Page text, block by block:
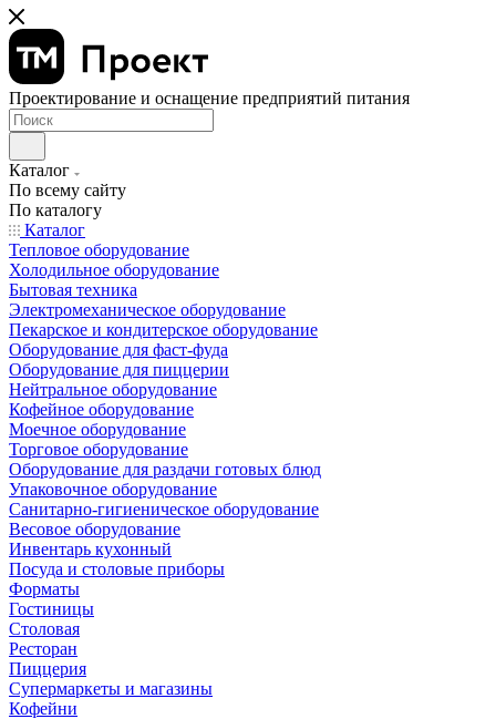
Проектирование и оснащение предприятий питания
Каталог
По всему сайту
По каталогу
Каталог
Тепловое оборудование
Холодильное оборудование
Бытовая техника
Электромеханическое оборудование
Пекарское и кондитерское оборудование
Оборудование для фаст-фуда
Оборудование для пиццерии
Нейтральное оборудование
Кофейное оборудование
Моечное оборудование
Торговое оборудование
Оборудование для раздачи готовых блюд
Упаковочное оборудование
Санитарно-гигиеническое оборудование
Весовое оборудование
Инвентарь кухонный
Посуда и столовые приборы
Форматы
Гостиницы
Столовая
Ресторан
Пиццерия
Супермаркеты и магазины
Кофейни